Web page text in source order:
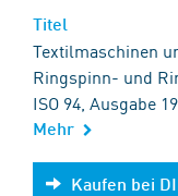
Textilmaschinen
Ringspinn- und
ISO 94, Ausgabe
Mehr
Kaufen bei DIN
Kaufen bei